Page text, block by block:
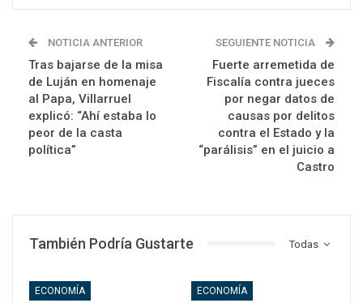
NOTICIA ANTERIOR
Tras bajarse de la misa
de Luján en homenaje
al Papa, Villarruel
explicó: “Ahí estaba lo
peor de la casta
política”
SEGUIENTE NOTICIA
Fuerte arremetida de
Fiscalía contra jueces
por negar datos de
causas por delitos
contra el Estado y la
“parálisis” en el juicio a
Castro
Todas
También Podría Gustarte
ECONOMÍA ECONOMÍA